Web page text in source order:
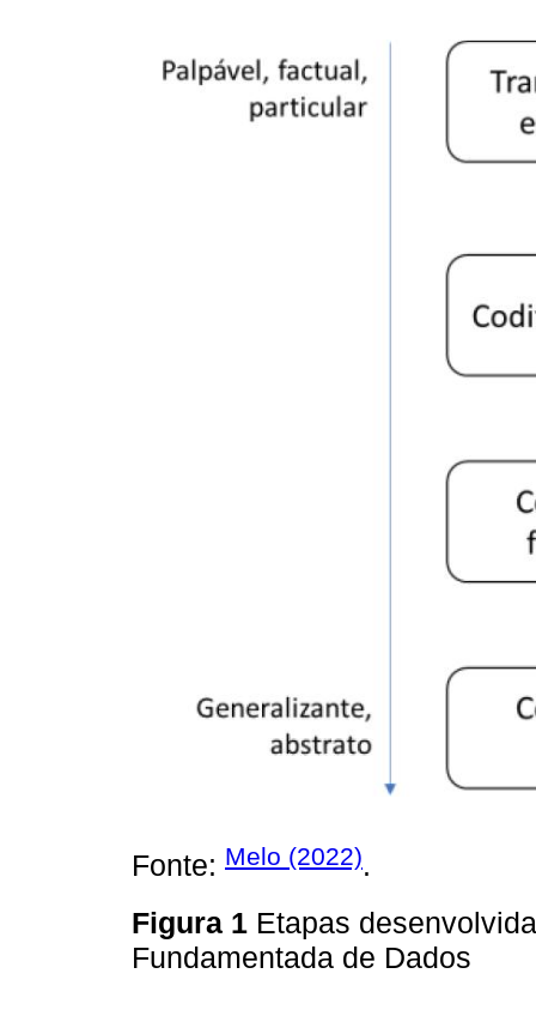
Fonte: Melo (2022).
Figura 1 Etapas
Fundamentada de Dados